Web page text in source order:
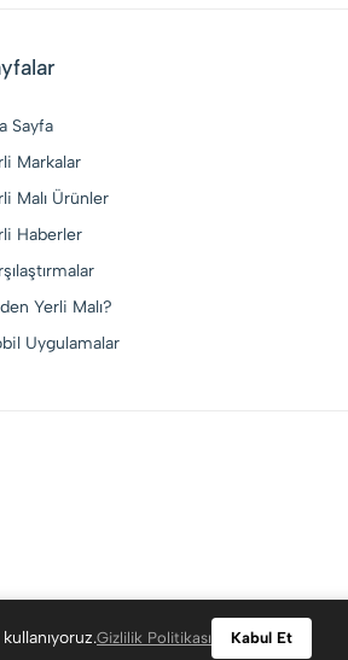
Sayfa
Markalar
Malı Ürünler
Haberler
Yerli Malı?
Uygulamalar
Gizlilik Politikası Kabul Et